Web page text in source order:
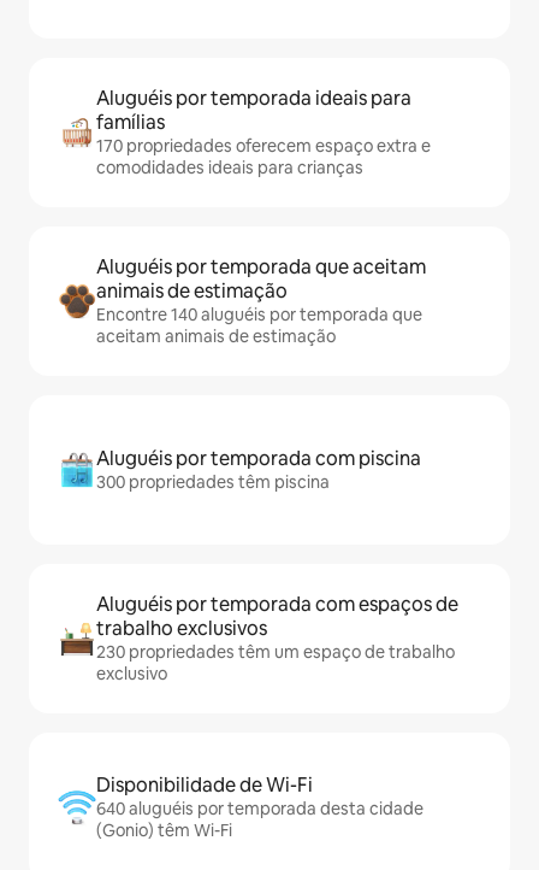
Aluguéis por temporada ideais para
famílias
170 propriedades oferecem espaço extra e
comodidades ideais para crianças
Aluguéis por temporada que aceitam
animais de estimação
Encontre 140 aluguéis por temporada que
aceitam animais de estimação
Aluguéis por temporada com piscina
300 propriedades têm piscina
Aluguéis por temporada com espaços de
trabalho exclusivos
230 propriedades têm um espaço de trabalho
exclusivo
Disponibilidade de Wi-Fi
640 aluguéis por temporada desta cidade
(Gonio) têm Wi-Fi